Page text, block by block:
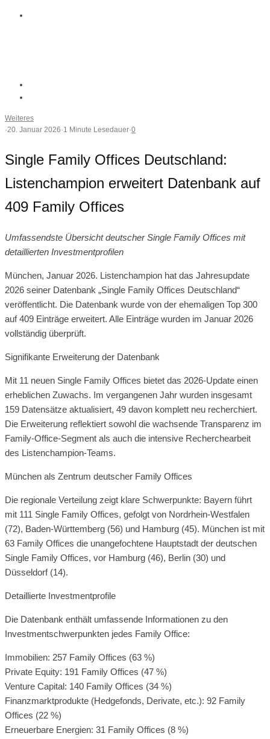
Weiteres
·20. Januar 2026·1 Minute Lesedauer·0
Single Family Offices Deutschland:
Listenchampion erweitert Datenbank auf
409 Family Offices
Umfassendste Übersicht deutscher Single Family Offices mit
detaillierten Investmentprofilen
München, Januar 2026. Listenchampion hat das Jahresupdate
2026 seiner Datenbank „Single Family Offices Deutschland“
veröffentlicht. Die Datenbank wurde von der ehemaligen Top 300
auf 409 Einträge erweitert. Alle Einträge wurden im Januar 2026
vollständig überprüft.
Signifikante Erweiterung der Datenbank
Mit 11 neuen Single Family Offices bietet das 2026-Update einen
erheblichen Zuwachs. Im vergangenen Jahr wurden insgesamt
159 Datensätze aktualisiert, 49 davon komplett neu recherchiert.
Die Erweiterung reflektiert sowohl die wachsende Transparenz im
Family-Office-Segment als auch die intensive Recherchearbeit
des Listenchampion-Teams.
München als Zentrum deutscher Family Offices
Die regionale Verteilung zeigt klare Schwerpunkte: Bayern führt
mit 111 Single Family Offices, gefolgt von Nordrhein-Westfalen
(72), Baden-Württemberg (56) und Hamburg (45). München ist mit
63 Family Offices die unangefochtene Hauptstadt der deutschen
Single Family Offices, vor Hamburg (46), Berlin (30) und
Düsseldorf (14).
Detaillierte Investmentprofile
Die Datenbank enthält umfassende Informationen zu den
Investmentschwerpunkten jedes Family Office:
Immobilien: 257 Family Offices (63 %)
Private Equity: 191 Family Offices (47 %)
Venture Capital: 140 Family Offices (34 %)
Finanzmarktprodukte (Hedgefonds, Derivate, etc.): 92 Family
Offices (22 %)
Erneuerbare Energien: 31 Family Offices (8 %)